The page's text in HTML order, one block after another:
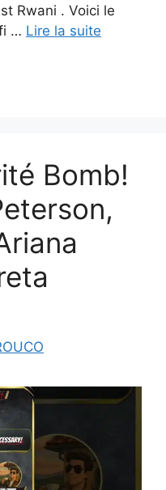
Rwani . Voici le
… Lire la suite
Bomb!